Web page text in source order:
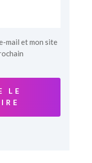
mail et mon site
LE